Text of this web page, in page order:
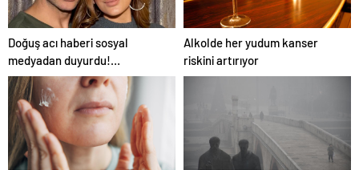
Doğuş acı haberi sosyal
medyadan duyurdu!
‘Meleğimizi yitirdik’
Alkolde her yudum kanser
riskini artırıyor